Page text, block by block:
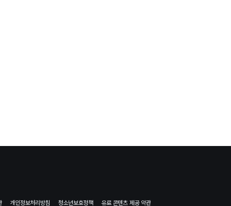
개인정보처리방침 청소년보호정책 유료 콘텐츠 제공 약관